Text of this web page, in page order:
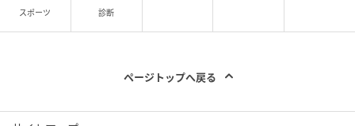
孤独を抱えながら、それでも誰かを愛そうとあがく、
一人の魂の絶唱を。その残響は、35年という歳月を
そっと火を灯し続けている。
スポーツ 診断
ページトップへ戻る